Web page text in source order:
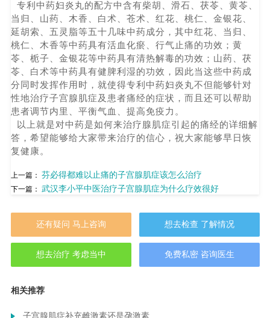
专利中药妇炎丸的配方中含有柴胡、滑石、茯苓、黄苓、
当归、山药、木香、白术、苍术、红花、桃仁、金银花、
延胡索、五灵脂等五十几味中药成分，其中红花、当归、
桃仁、木香等中药具有活血化瘀、行气止痛的功效；黄
苓、栀子、金银花等中药具有清热解毒的功效；山药、茯
苓、白术等中药具有健脾利湿的功效，因此当这些中药成
分同时发挥作用时，就使得专利中药妇炎丸不但能够针对
性地治疗子宫腺肌症及患者痛经的症状，而且还可以帮助
患者调节内里、平衡气血、提高免疫力。
以上就是对中药是如何来治疗腺肌症引起的痛经的详细解
答，希望能够给大家带来治疗的信心，祝大家能够早日恢
复健康。
上一篇： 芬必得都难以止痛的子宫腺肌症该怎么治疗
下一篇： 武汉李小平中医治疗子宫腺肌症为什么疗效很好
还有疑问 马上咨询 想去检查 了解情况
想去治疗 考虑当中 免费私密 咨询医生
相关推荐
子宫腺肌症补充雌激素还是孕激素